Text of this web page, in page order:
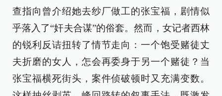
查指向曾介绍她去纱厂做工的张宝福，剧情似
乎落入了“奸夫合谋”的俗套。然而，女记者西林
的锐利反诘扭转了情节走向：一个饱受赌徒丈
夫折磨的女人，怎会再委身于另一个赌徒？当
张宝福横死街头，案件侦破顿时又充满变数。